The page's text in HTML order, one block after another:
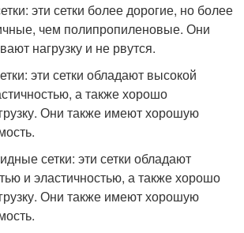
эти сетки более дорогие, но более
чем полипропиленовые. Они
нагрузку и не рвутся.
эти сетки обладают высокой
а также хорошо
Они также имеют хорошую
сетки: эти сетки обладают
и эластичностью, а также хорошо
Они также имеют хорошую